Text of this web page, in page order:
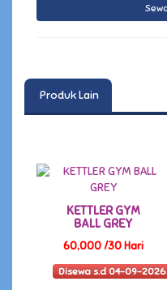
Produk Lain
KETTLER GYM
BALL GREY
60,000 /30 Hari
Disewa s.d 04-09-2026